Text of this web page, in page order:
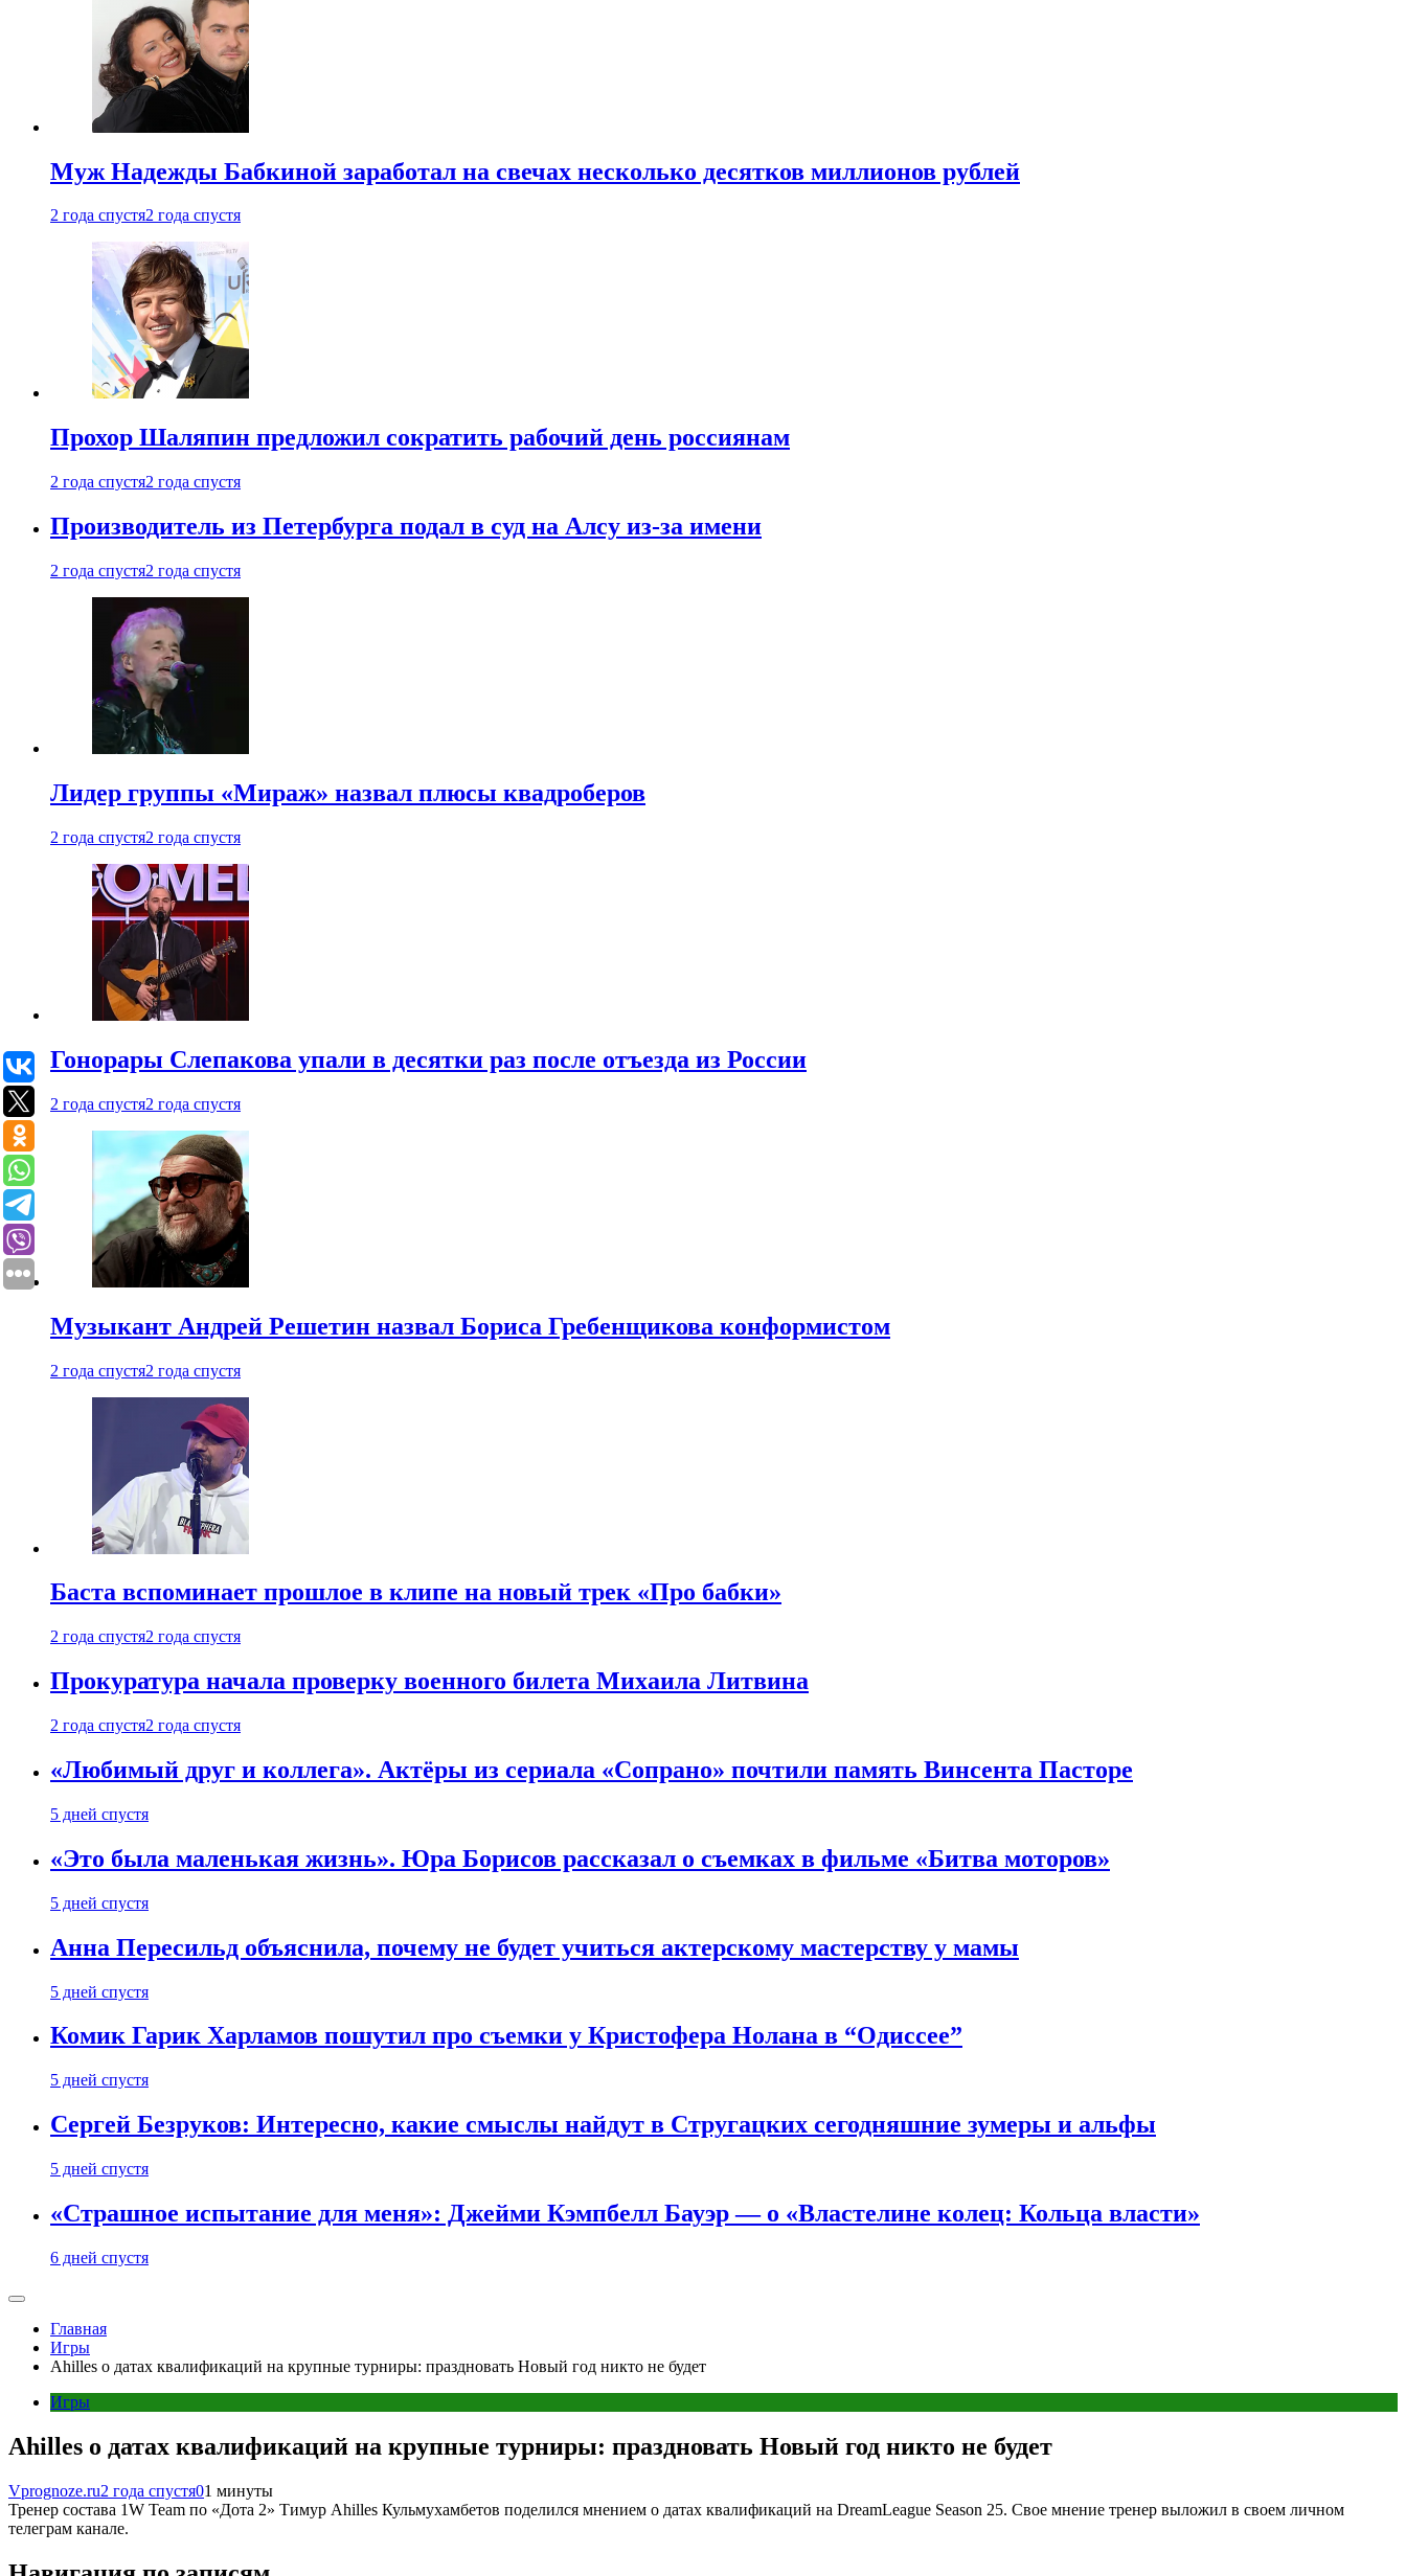
Муж Надежды Бабкиной заработал на свечах несколько десятков миллионов рублей
2 года спустя2 года спустя
Прохор Шаляпин предложил сократить рабочий день россиянам
2 года спустя2 года спустя
Производитель из Петербурга подал в суд на Алсу из-за имени
2 года спустя2 года спустя
Лидер группы «Мираж» назвал плюсы квадроберов
2 года спустя2 года спустя
Гонорары Слепакова упали в десятки раз после отъезда из России
2 года спустя2 года спустя
Музыкант Андрей Решетин назвал Бориса Гребенщикова конформистом
2 года спустя2 года спустя
Баста вспоминает прошлое в клипе на новый трек «Про бабки»
2 года спустя2 года спустя
Прокуратура начала проверку военного билета Михаила Литвина
2 года спустя2 года спустя
«Любимый друг и коллега». Актёры из сериала «Сопрано» почтили память Винсента Пасторе
5 дней спустя
«Это была маленькая жизнь». Юра Борисов рассказал о съемках в фильме «Битва моторов»
5 дней спустя
Анна Пересильд объяснила, почему не будет учиться актерскому мастерству у мамы
5 дней спустя
Комик Гарик Харламов пошутил про съемки у Кристофера Нолана в “Одиссее”
5 дней спустя
Сергей Безруков: Интересно, какие смыслы найдут в Стругацких сегодняшние зумеры и альфы
5 дней спустя
«Страшное испытание для меня»: Джейми Кэмпбелл Бауэр — о «Властелине колец: Кольца власти»
6 дней спустя
Главная
Игры
Ahilles о датах квалификаций на крупные турниры: праздновать Новый год никто не будет
Игры
Ahilles о датах квалификаций на крупные турниры: праздновать Новый год никто не будет
Vprognoze.ru2 года спустя01 минуты
Тренер состава 1W Team по «Дота 2» Тимур Ahilles Кульмухамбетов поделился мнением о датах квалификаций на DreamLeague Season 25. Свое мнение тренер выложил в своем личном
телеграм канале.